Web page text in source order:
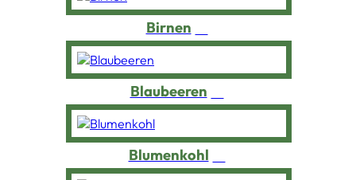
Birnen
Blaubeeren
Blumenkohl